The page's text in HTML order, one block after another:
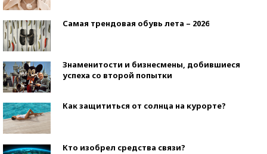
Самая трендовая обувь лета – 2026
Знаменитости и бизнесмены, добившиеся
успеха со второй попытки
Как защититься от солнца на курорте?
Кто изобрел средства связи?